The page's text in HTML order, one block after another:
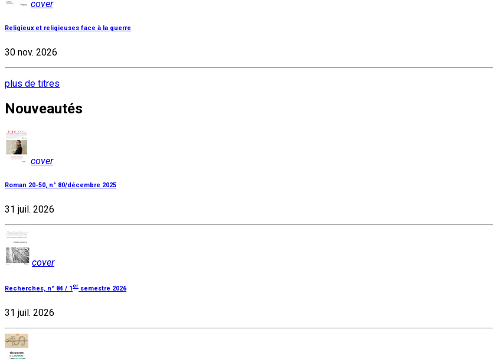
cover
Religieux et religieuses face à la guerre
30 nov. 2026
plus de titres
Nouveautés
cover
Roman 20-50, n° 80/décembre 2025
31 juil. 2026
cover
Recherches, n° 84 / 1er semestre 2026
31 juil. 2026